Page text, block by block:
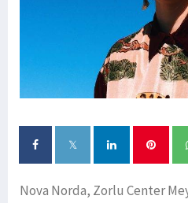
Nova Norda, Zorlu Center